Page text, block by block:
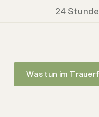
24
Was tun im